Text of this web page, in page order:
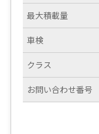
最大積載量
車検
クラス
お問い合わせ番号